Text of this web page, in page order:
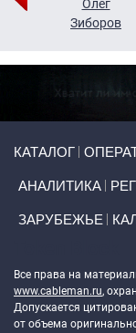
Олег
Зиборов
КАТАЛОГ
АНАЛИТИКА
ЗАРУБЕЖЬЕ
Все права на
www.cableman.ru,
Допускается
от объема